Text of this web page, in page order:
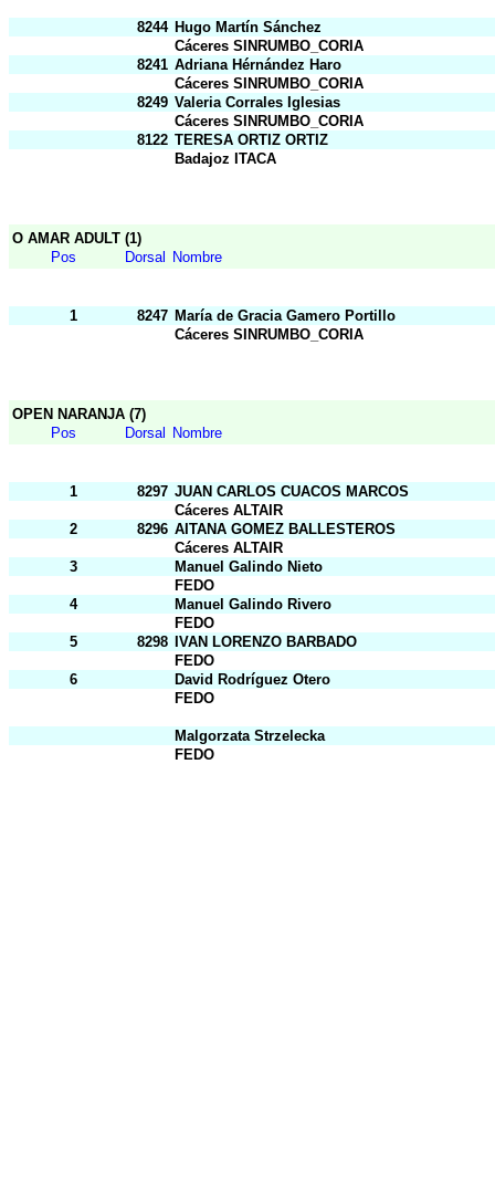
8244 Hugo Martín Sánchez
Cáceres SINRUMBO_CORIA
8241 Adriana Hérnández Haro
Cáceres SINRUMBO_CORIA
8249 Valeria Corrales Iglesias
Cáceres SINRUMBO_CORIA
8122 TERESA ORTIZ ORTIZ
Badajoz ITACA
O AMAR ADULT (1)
Pos
Dorsal Nombre
1 8247 María de Gracia Gamero Portillo
Cáceres SINRUMBO_CORIA
OPEN NARANJA (7)
Pos
Dorsal Nombre
1 8297 JUAN CARLOS CUACOS MARCOS
Cáceres ALTAIR
2
8296 AITANA GOMEZ BALLESTEROS
Cáceres ALTAIR
3
Manuel Galindo Nieto
FEDO
4
Manuel Galindo Rivero
FEDO
5
8298
IVAN LORENZO BARBADO
FEDO
6
David Rodríguez Otero
FEDO
Malgorzata Strzelecka
FEDO